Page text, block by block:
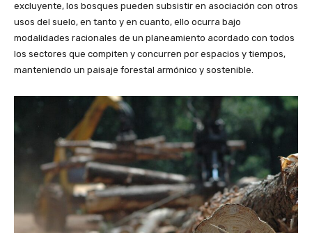
excluyente, los bosques pueden subsistir en asociación con otros
usos del suelo, en tanto y en cuanto, ello ocurra bajo
modalidades racionales de un planeamiento acordado con todos
los sectores que compiten y concurren por espacios y tiempos,
manteniendo un paisaje forestal armónico y sostenible.